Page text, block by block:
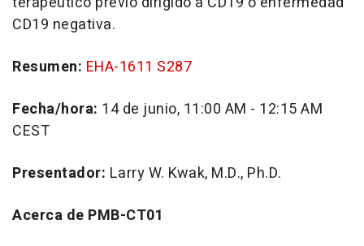
CD19 negativa.
Resumen: EHA-1611 S287
Fecha/hora: 14 de junio, 11:00 AM - 12:15 AM
CEST
Presentador: Larry W. Kwak, M.D., Ph.D.
Acerca de PMB-CT01